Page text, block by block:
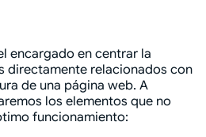
encargado en centrar la
directamente relacionados con
de una página web. A
los elementos que no
funcionamiento: